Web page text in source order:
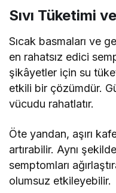
Sıvı Tüketimi
Sıcak basmaları ve
en rahatsız edici
şikâyetler için su
etkili bir çözümdür.
vücudu rahatlatır.
Öte yandan, aşırı
artırabilir. Aynı
semptomları
olumsuz etkileyebilir.